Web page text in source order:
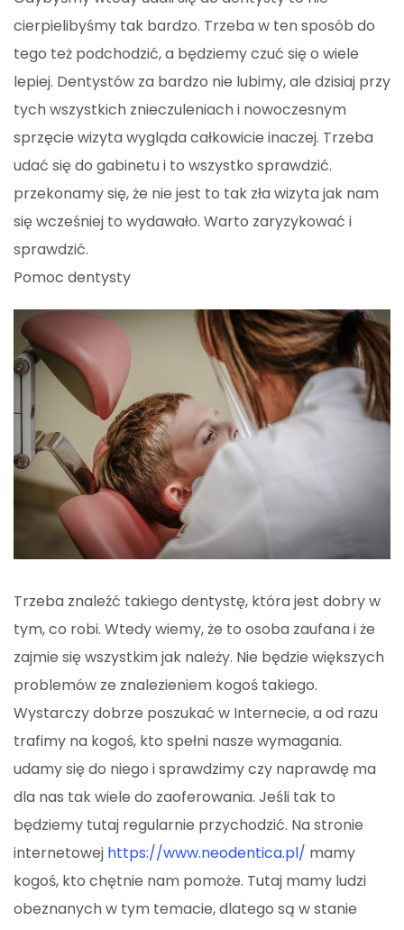
cierpielibyśmy tak bardzo. Trzeba w ten sposób do
tego też podchodzić, a będziemy czuć się o wiele
lepiej. Dentystów za bardzo nie lubimy, ale dzisiaj przy
tych wszystkich znieczuleniach i nowoczesnym
sprzęcie wizyta wygląda całkowicie inaczej. Trzeba
udać się do gabinetu i to wszystko sprawdzić.
przekonamy się, że nie jest to tak zła wizyta jak nam
się wcześniej to wydawało. Warto zaryzykować i
sprawdzić.
Pomoc dentysty
Trzeba znaleźć takiego dentystę, która jest dobry w
tym, co robi. Wtedy wiemy, że to osoba zaufana i że
zajmie się wszystkim jak należy. Nie będzie większych
problemów ze znalezieniem kogoś takiego.
Wystarczy dobrze poszukać w Internecie, a od razu
trafimy na kogoś, kto spełni nasze wymagania.
udamy się do niego i sprawdzimy czy naprawdę ma
dla nas tak wiele do zaoferowania. Jeśli tak to
będziemy tutaj regularnie przychodzić. Na stronie
internetowej https://www.neodentica.pl/ mamy
kogoś, kto chętnie nam pomoże. Tutaj mamy ludzi
obeznanych w tym temacie, dlatego są w stanie